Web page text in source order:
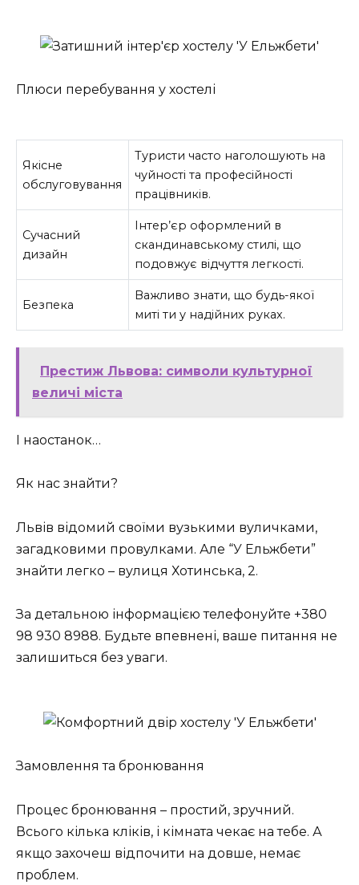
Плюси перебування у хостелі
Якісне
обслуговування
Туристи часто наголошують на
чуйності та професійності
працівників.
Сучасний
дизайн
Інтер’єр оформлений в
скандинавському стилі, що
подовжує відчуття легкості.
Безпека
Важливо знати, що будь-якої
миті ти у надійних руках.
Престиж Львова: символи культурної
величі міста
І наостанок…
Як нас знайти?
Львів відомий своїми вузькими вуличками,
загадковими провулками. Але “У Ельжбети”
знайти легко – вулиця Хотинська, 2.
За детальною інформацією телефонуйте +380
98 930 8988. Будьте впевнені, ваше питання не
залишиться без уваги.
Замовлення та бронювання
Процес бронювання – простий, зручний.
Всього кілька кліків, і кімната чекає на тебе. А
якщо захочеш відпочити на довше, немає
проблем.